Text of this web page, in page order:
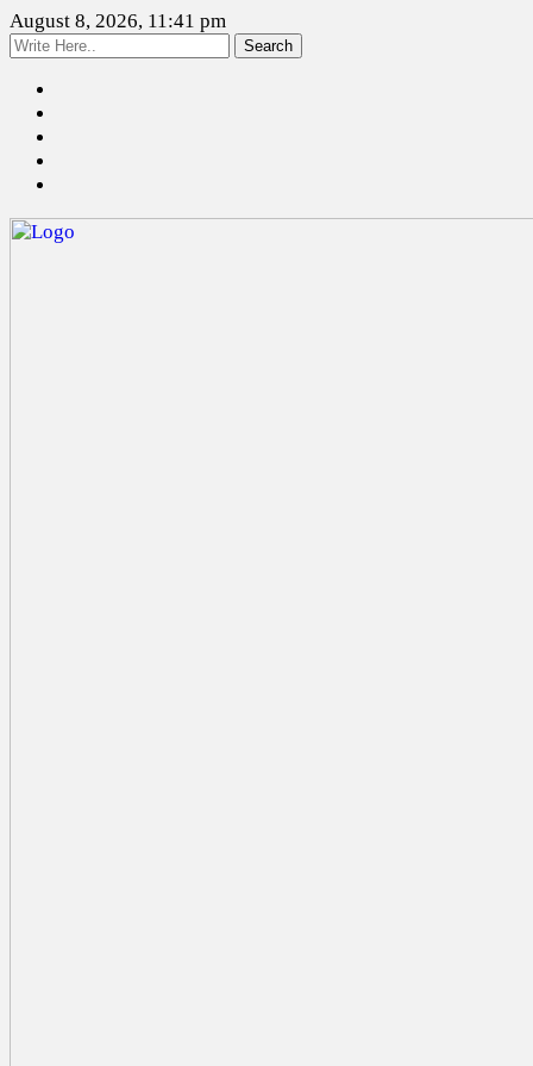
August 8, 2026, 11:41 pm
Search